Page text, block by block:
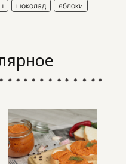
шоколад яблоки